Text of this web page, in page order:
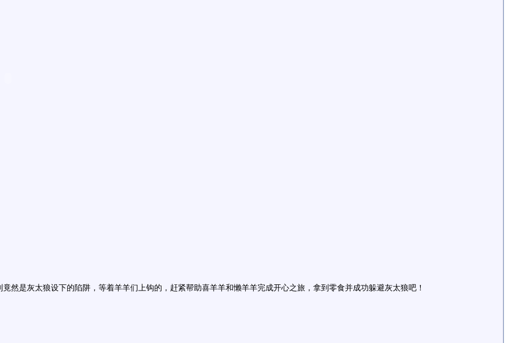
然是灰太狼设下的陷阱，等着羊羊们上钩的，赶紧帮助喜羊羊和懒羊羊完成开心之旅，拿到零食并成功躲避灰太狼吧！